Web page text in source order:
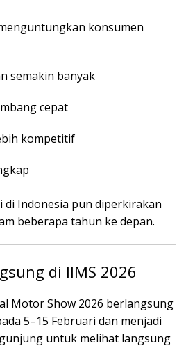
konsumen
semakin banyak
cepat
kompetitif
di Indonesia pun diperkirakan
beberapa tahun ke depan.
di IIMS 2026
Motor Show 2026 berlangsung
5–15 Februari dan menjadi
untuk melihat langsung